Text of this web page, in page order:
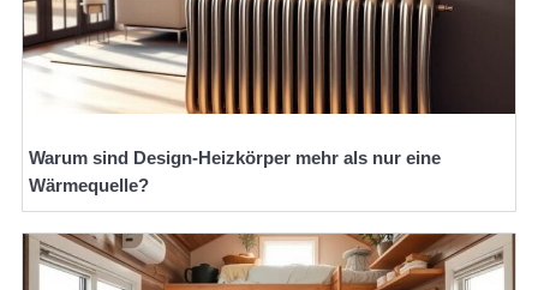
Warum sind Design-Heizkörper mehr als nur eine
Wärmequelle?